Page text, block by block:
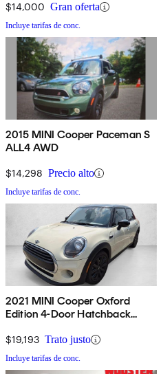
$14,000 Gran oferta
Incluye tarifas de conc.
2015 MINI Cooper Paceman S
ALL4 AWD
$14,298 Precio alto
Incluye tarifas de conc.
2021 MINI Cooper Oxford
Edition 4-Door Hatchback
$19,193 Trato justo
Incluye tarifas de conc.